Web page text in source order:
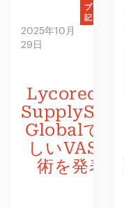
2025年10月
29日
プレス
記事
Lycoredが
SupplySide
Globalで新
しいVAS技
術を発表